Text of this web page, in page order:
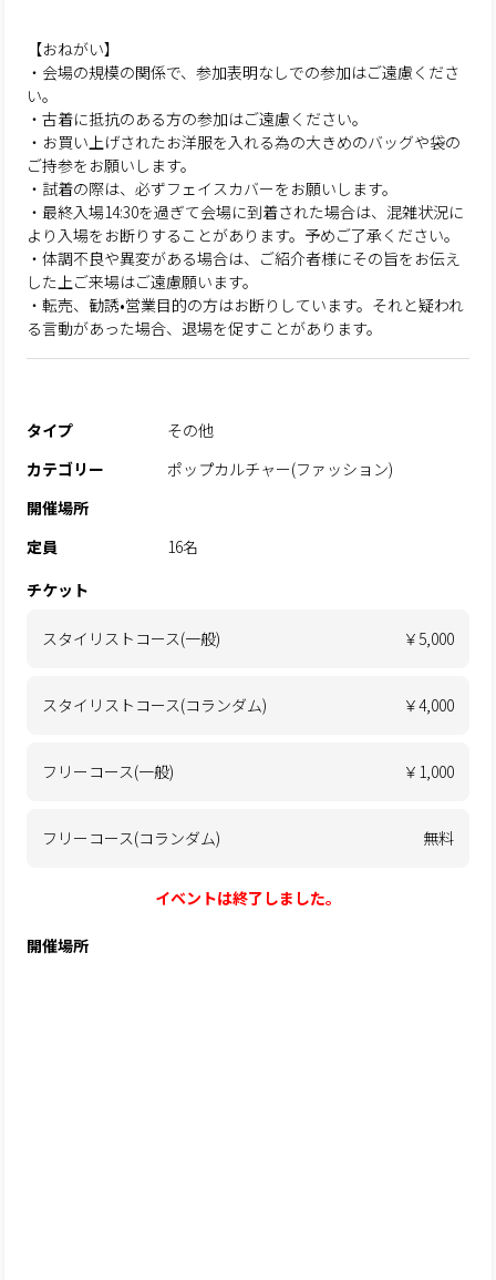
【おねがい】
・会場の規模の関係で、参加表明なしでの参加はご遠慮くださ
い。
・古着に抵抗のある方の参加はご遠慮ください。
・お買い上げされたお洋服を入れる為の大きめのバッグや袋の
ご持参をお願いします。
・試着の際は、必ずフェイスカバーをお願いします。
・最終入場14:30を過ぎて会場に到着された場合は、混雑状況に
より入場をお断りすることがあります。予めご了承ください。
・体調不良や異変がある場合は、ご紹介者様にその旨をお伝え
した上ご来場はご遠慮願います。
・転売、勧誘•営業目的の方はお断りしています。それと疑われ
る言動があった場合、退場を促すことがあります。
タイプ
その他
カテゴリー
ポップカルチャー(ファッション)
開催場所
定員
16名
チケット
スタイリストコース(一般) ￥5,000
スタイリストコース(コランダム) ￥4,000
フリーコース(一般) ￥1,000
フリーコース(コランダム) 無料
イベントは終了しました。
開催場所